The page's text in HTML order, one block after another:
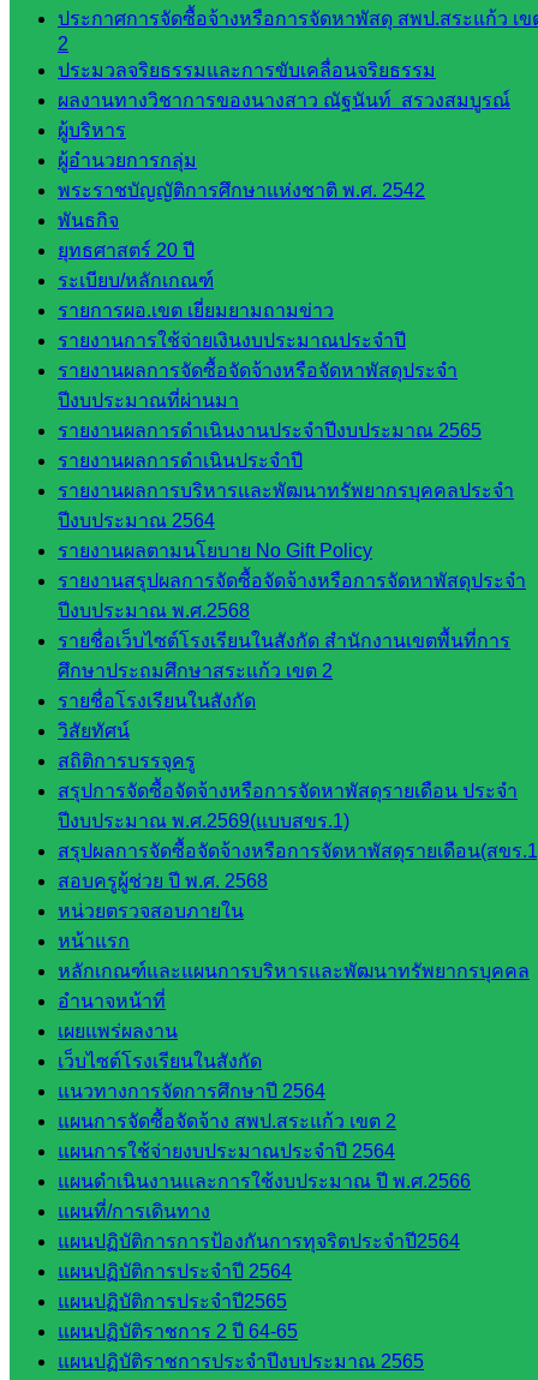
ประกาศการจัดซื้อจ้างหรือการจัดหาพัสดุ สพป.สระแก้ว เข
2
ประมวลจริยธรรมและการขับเคลื่อนจริยธรรม
ผลงานทางวิชาการของนางสาว ณัฐนันท์ สรวงสมบูรณ์
ผู้บริหาร
ผู้อำนวยการกลุ่ม
พระราชบัญญัติการศึกษาแห่งชาติ พ.ศ. 2542
พันธกิจ
ยุทธศาสตร์ 20 ปี
ระเบียบ/หลักเกณฑ์
รายการผอ.เขต เยี่ยมยามถามข่าว
รายงานการใช้จ่ายเงินงบประมาณประจำปี
รายงานผลการจัดซื้อจัดจ้างหรือจัดหาพัสดุประจำ
ปีงบประมาณที่ผ่านมา
รายงานผลการดำเนินงานประจำปีงบประมาณ 2565
รายงานผลการดำเนินประจำปี
รายงานผลการบริหารและพัฒนาทรัพยากรบุคคลประจำ
ปีงบประมาณ 2564
รายงานผลตามนโยบาย No Gift Policy
รายงานสรุปผลการจัดซื้อจัดจ้างหรือการจัดหาพัสดุประจำ
ปีงบประมาณ พ.ศ.2568
รายชื่อเว็บไซต์โรงเรียนในสังกัด สำนักงานเขตพื้นที่การ
ศึกษาประถมศึกษาสระแก้ว เขต 2
รายชื่อโรงเรียนในสังกัด
วิสัยทัศน์
สถิติการบรรจุครู
สรุปการจัดซื้อจัดจ้างหรือการจัดหาพัสดุรายเดือน ประจำ
ปีงบประมาณ พ.ศ.2569(แบบสขร.1)
สรุปผลการจัดซื้อจัดจ้างหรือการจัดหาพัสดุรายเดือน(สขร
สอบครูผู้ช่วย ปี พ.ศ. 2568
หน่วยตรวจสอบภายใน
หน้าแรก
หลักเกณฑ์และแผนการบริหารและพัฒนาทรัพยากรบุคคล
อำนาจหน้าที่
เผยแพร่ผลงาน
เว็บไซต์โรงเรียนในสังกัด
แนวทางการจัดการศึกษาปี 2564
แผนการจัดซื้อจัดจ้าง สพป.สระแก้ว เขต 2
แผนการใช้จ่ายงบประมาณประจำปี 2564
แผนดำเนินงานและการใช้งบประมาณ ปี พ.ศ.2566
แผนที่/การเดินทาง
แผนปฏิบัติการการป้องกันการทุจริตประจำปี2564
แผนปฏิบัติการประจำปี 2564
แผนปฏิบัติการประจำปี2565
แผนปฏิบัติราชการ 2 ปี 64-65
แผนปฏิบัติราชการประจำปีงบประมาณ 2565
เว็บไซต์
อ.ค.ก.ศ.เขต
พื้นที่การ
ศึกษา
ดาวน์โหลด
เอกสาร
กลุ่
มอำนวย
การ
กลุ่ม
บริหาร
งานงาน
เงินและ
สินทรัพย์
กลุ่มน
โยบาย
และแผน
กลุ่มส่ง
เสริมการ
จัดการ
ศึกษา
กลุ่ม
บริหาร
งาน
บุคคล
กลุ่ม
พัฒนาครู
และบุ
คลากรฯ
กลุ่มนิ
เทศ
ติดตาม
และประ
เมินผลฯ
::: ©2021 sakarea2.go.th. All rights reserved. Design By SK2 ICT
TEAM :::
สอบถามได้นะคะ